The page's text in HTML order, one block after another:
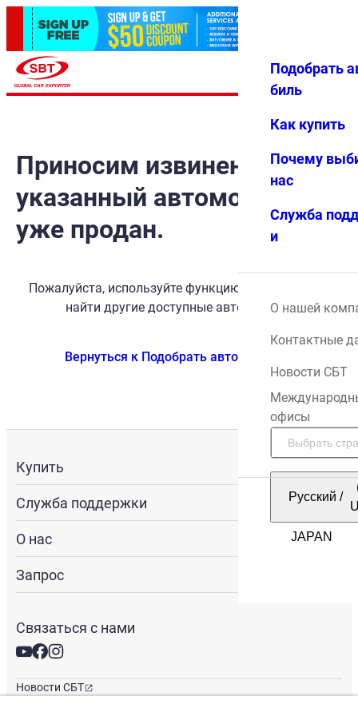
Избранн
Меню
Подобрать
биль
Как купить
Почему
нас
Служба
и
О нашей
Контактные
Новости СБТ
офисы
Русский /
Приносим извинения, но
указанный автомобиль
уже продан.
Пожалуйста, используйте функцию поиска, чтобы
найти другие доступные автомобили.
Вернуться к Подобрать автомобиль
Купить
Служба поддержки
О нас
Запрос
Связаться с нами
Новости СБТ